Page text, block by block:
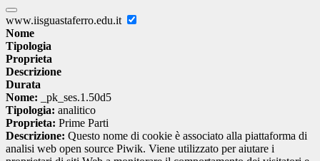
www.iisguastaferro.edu.it
Nome
Tipologia
Proprieta
Descrizione
Durata
Nome: _pk_ses.1.50d5
Tipologia: analitico
Proprieta: Prime Parti
Descrizione: Questo nome di cookie è associato alla piattaforma di
analisi web open source Piwik. Viene utilizzato per aiutare i